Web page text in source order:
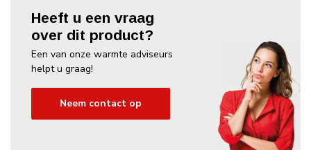
Heeft u een vraag
over dit product?
Een van onze warmte adviseurs
helpt u graag!
Neem contact op